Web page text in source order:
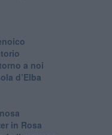
a noi
d’Elba
in Rosa